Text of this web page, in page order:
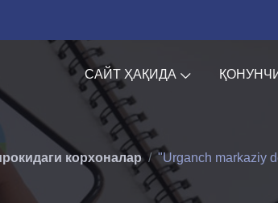
САЙТ ҲАҚИДА
корхоналар "Urganch markaziy